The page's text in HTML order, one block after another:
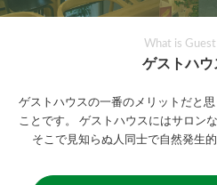
What is Guest
ゲストハウ
ゲストハウスの一番のメリットだと思
ことです。
ゲストハウスにはサロン
そこで見知らぬ人同士で自然発生